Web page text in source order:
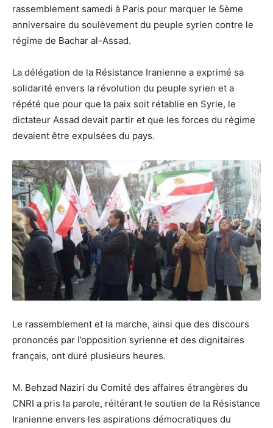
rassemblement samedi à Paris pour marquer le 5ème
anniversaire du soulèvement du peuple syrien contre le
régime de Bachar al-Assad.
La délégation de la Résistance Iranienne a exprimé sa
solidarité envers la révolution du peuple syrien et a
répété que pour que la paix soit rétablie en Syrie, le
dictateur Assad devait partir et que les forces du régime
devaient être expulsées du pays.
Le rassemblement et la marche, ainsi que des discours
prononcés par l’opposition syrienne et des dignitaires
français, ont duré plusieurs heures.
M. Behzad Naziri du Comité des affaires étrangères du
CNRI a pris la parole, réitérant le soutien de la Résistance
Iranienne envers les aspirations démocratiques du